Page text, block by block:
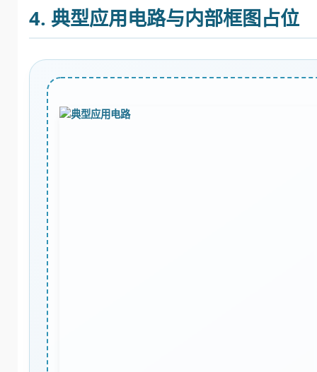
4. 典型应用电路与内部框图占位